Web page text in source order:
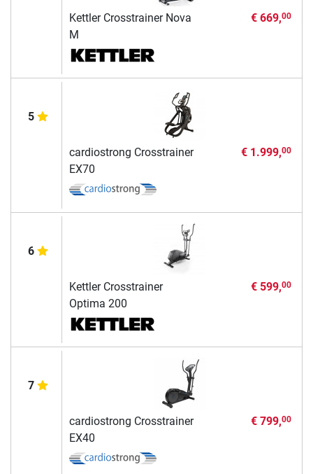
Kettler Crosstrainer Nova
M
€ 669,00
5
cardiostrong Crosstrainer
EX70
€ 1.999,00
6
Kettler Crosstrainer
Optima 200
€ 599,00
7
cardiostrong Crosstrainer
EX40
€ 799,00